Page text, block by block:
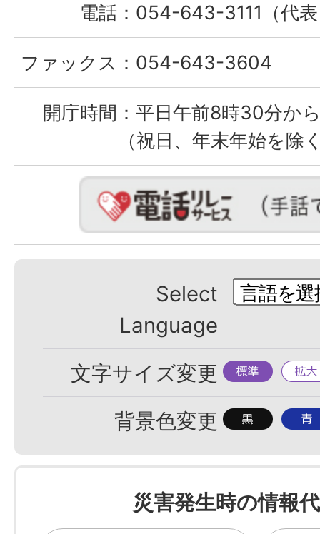
電話： 054-643-3111（代
ファックス： 054-643-3604
開庁時間： 平日午前8時30分か
（祝日、年末年始を除
Select
Language
文字サイズ変更 標
準
拡
大
背景色変更 背
色
を
黒
背
色
を
青
災害発生時の情報